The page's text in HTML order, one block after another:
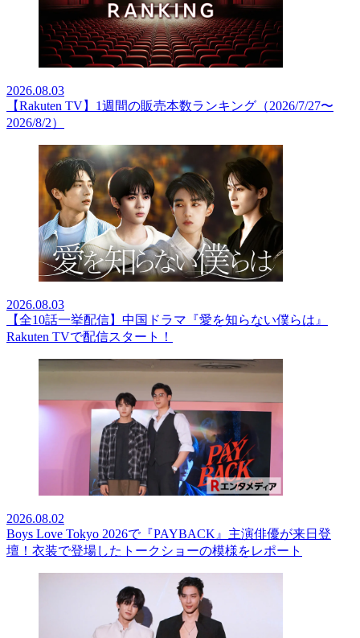
2026.08.03
【Rakuten TV】1週間の販売本数ランキング（2026/7/27〜
2026/8/2）
2026.08.03
【全10話一挙配信】中国ドラマ『愛を知らない僕らは』
Rakuten TVで配信スタート！
2026.08.02
Boys Love Tokyo 2026で『PAYBACK』主演俳優が来日登
壇！衣装で登場したトークショーの模様をレポート